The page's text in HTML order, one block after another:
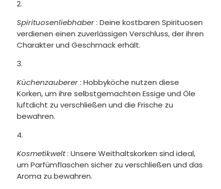
Spirituosenliebhaber: Deine kostbaren Spirituosen
verdienen einen zuverlässigen Verschluss, der ihren
Charakter und Geschmack erhält.
Küchenzauberer: Hobbyköche nutzen diese
Korken, um ihre selbstgemachten Essige und Öle
luftdicht zu verschließen und die Frische zu
bewahren.
Kosmetikwelt: Unsere Weithaltskorken sind ideal,
um Parfümflaschen sicher zu verschließen und das
Aroma zu bewahren.